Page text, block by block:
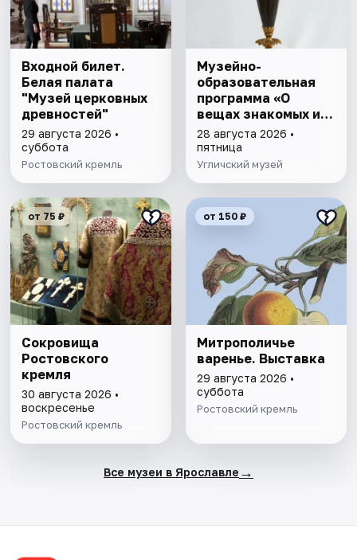
Входной билет.
Белая палата
"Музей церковных
древностей"
29 августа 2026 •
суббота
Ростовский кремль
Музейно-
образовательная
программа «О
вещах знакомых и
вещах забытых»
28 августа 2026 •
пятница
Угличский музей
от 75 ₽
Сокровища
Ростовского
кремля
30 августа 2026 •
воскресенье
Ростовский кремль
от 150 ₽
Митрополичье
варенье. Выставка
29 августа 2026 •
суббота
Ростовский кремль
Все музеи в Ярославле →